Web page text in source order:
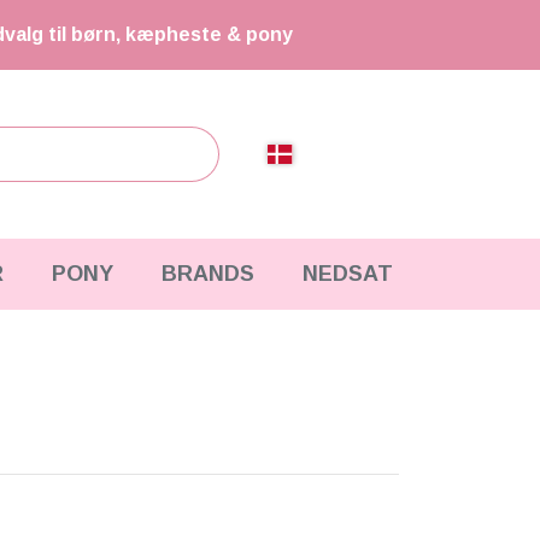
til børn, kæpheste & pony
PONY BRANDS NEDSAT